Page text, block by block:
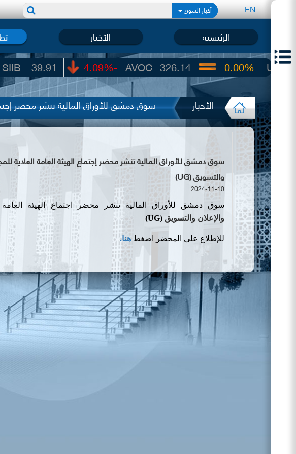
EN أخبار السوق
الرئيسية الأخبار
39.91 326.14
AVOC
-4.09% 22.65
UIC
0.00%
الأخبار سوق دمشق للأوراق المالية تنشر محضر
سوق دمشق للأوراق المالية تنشر محضر إجتماع الهيئة العامة العادية
والتسويق (UG)
2024-11-10
سوق دمشق للأوراق المالية تنشر محضر اجتماع الهيئة العامة
والإعلان والتسويق (UG)
للإطلاع على المحضر اضغطهنا.